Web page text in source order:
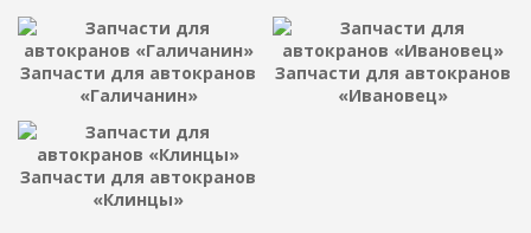
Запчасти для автокранов
«Галичанин»
Запчасти для автокранов
«Ивановец»
Запчасти для автокранов
«Клинцы»